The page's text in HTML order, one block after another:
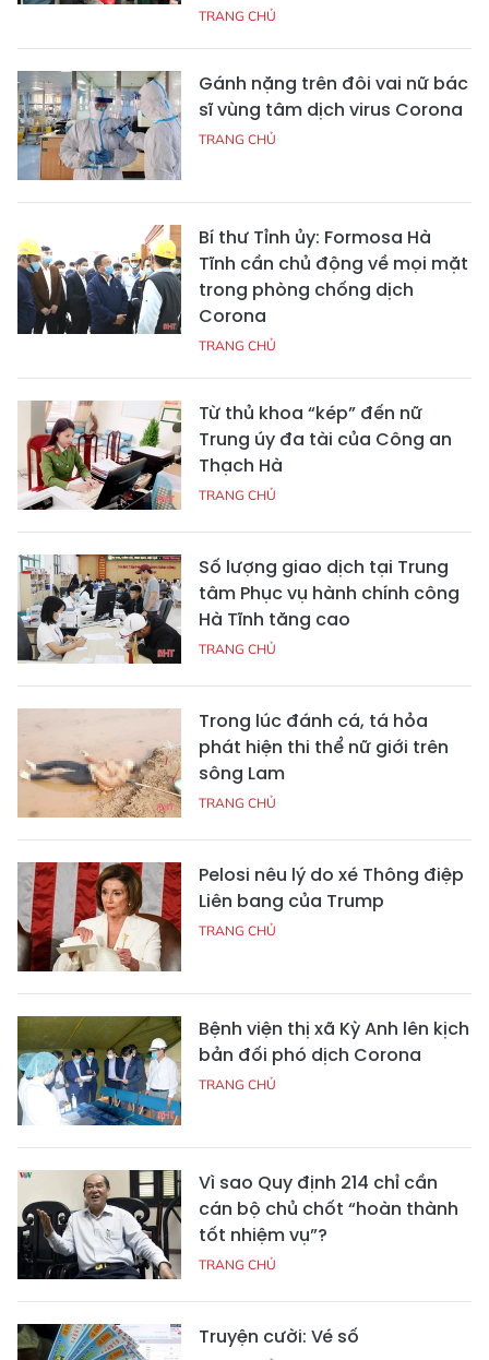
TRANG CHỦ
Gánh nặng trên đôi vai nữ bác
sĩ vùng tâm dịch virus Corona
TRANG CHỦ
Bí thư Tỉnh ủy: Formosa Hà
Tĩnh cần chủ động về mọi mặt
trong phòng chống dịch
Corona
TRANG CHỦ
Từ thủ khoa “kép” đến nữ
Trung úy đa tài của Công an
Thạch Hà
TRANG CHỦ
Số lượng giao dịch tại Trung
tâm Phục vụ hành chính công
Hà Tĩnh tăng cao
TRANG CHỦ
Trong lúc đánh cá, tá hỏa
phát hiện thi thể nữ giới trên
sông Lam
TRANG CHỦ
Pelosi nêu lý do xé Thông điệp
Liên bang của Trump
TRANG CHỦ
Bệnh viện thị xã Kỳ Anh lên kịch
bản đối phó dịch Corona
TRANG CHỦ
Vì sao Quy định 214 chỉ cần
cán bộ chủ chốt “hoàn thành
tốt nhiệm vụ”?
TRANG CHỦ
Truyện cười: Vé số